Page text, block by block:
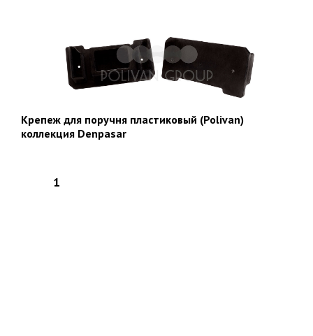
Крепеж для поручня пластиковый (Polivan)
коллекция Denpasar